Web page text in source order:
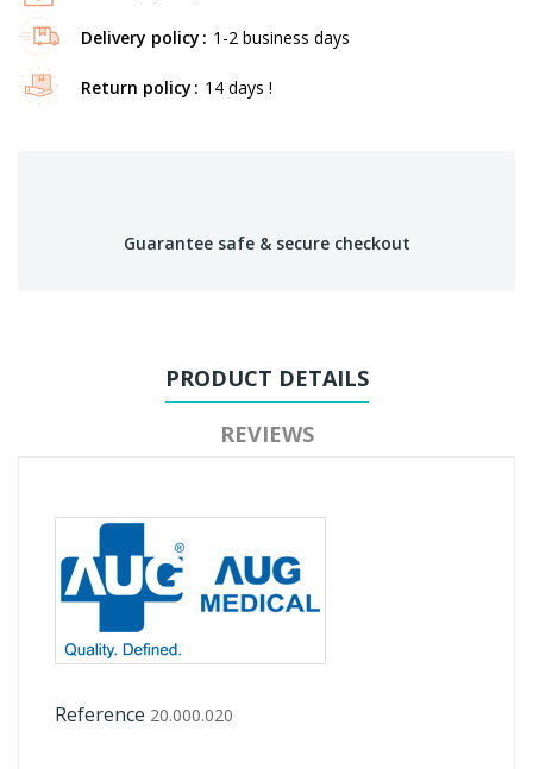
Delivery policy 1-2 business days
Return policy 14 days !
Guarantee safe & secure checkout
PRODUCT DETAILS
REVIEWS
Reference 20.000.020